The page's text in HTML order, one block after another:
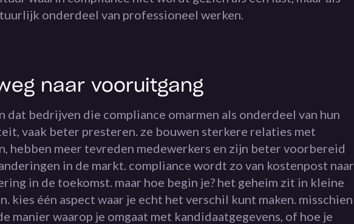
onderdeel van professioneel werken.
naar vooruitgang
dat bedrijven die compliance omarmen als onderdeel van hun
vaak beter presteren. ze bouwen sterkere relaties met
hebben meer tevreden medewerkers en zijn beter voorbereid
in de markt. compliance wordt zo van kostenpost naar
in de toekomst. maar hoe begin je? het geheim zit in kleine
kies één aspect waar je echt het verschil kunt maken. misschien
manier waarop je omgaat met kandidaatgegevens, of hoe je